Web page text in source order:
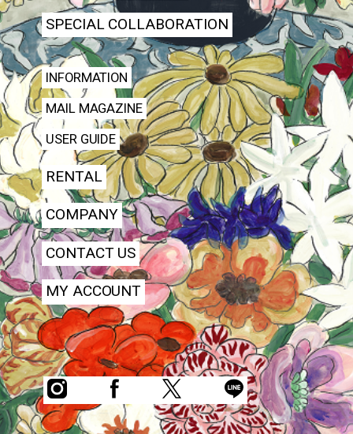
SPECIAL COLLABORATION
INFORMATION
MAIL MAGAZINE
USER GUIDE
RENTAL
COMPANY
CONTACT US
MY ACCOUNT